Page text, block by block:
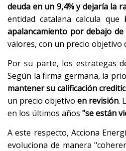
deuda en un 9,4% y dejaría la
entidad catalana calcula que
apalancamiento por debajo de
valores, con un precio objetivo
Por su parte, los estrategas
Según la firma germana, la
mantener su calificación
un precio objetivoen revisión.
en los últimos años "se están
A este respecto, Acciona
evoluciona de manera